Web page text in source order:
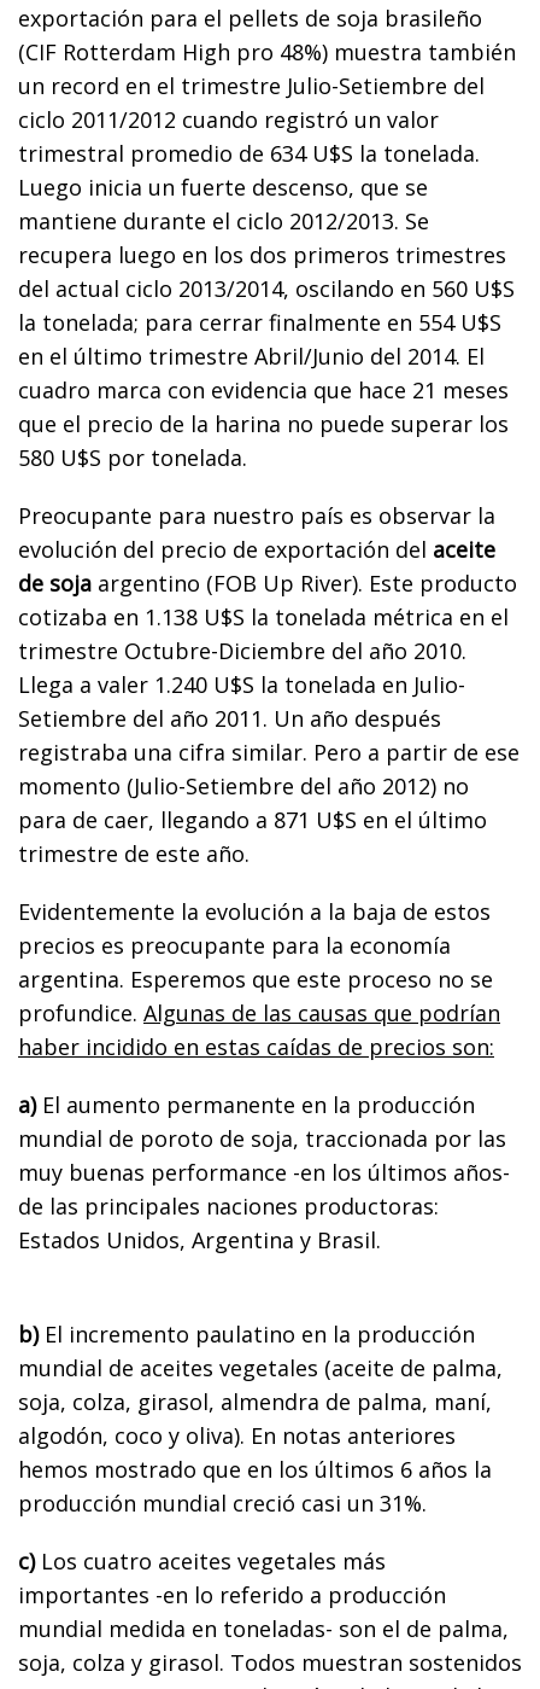
exportación para el pellets de soja brasileño
(CIF Rotterdam High pro 48%) muestra también
un record en el trimestre Julio-Setiembre del
ciclo 2011/2012 cuando registró un valor
trimestral promedio de 634 U$S la tonelada.
Luego inicia un fuerte descenso, que se
mantiene durante el ciclo 2012/2013. Se
recupera luego en los dos primeros trimestres
del actual ciclo 2013/2014, oscilando en 560 U$S
la tonelada; para cerrar finalmente en 554 U$S
en el último trimestre Abril/Junio del 2014. El
cuadro marca con evidencia que hace 21 meses
que el precio de la harina no puede superar los
580 U$S por tonelada.
Preocupante para nuestro país es observar la
evolución del precio de exportación del aceite
de soja argentino (FOB Up River). Este producto
cotizaba en 1.138 U$S la tonelada métrica en el
trimestre Octubre-Diciembre del año 2010.
Llega a valer 1.240 U$S la tonelada en Julio-
Setiembre del año 2011. Un año después
registraba una cifra similar. Pero a partir de ese
momento (Julio-Setiembre del año 2012) no
para de caer, llegando a 871 U$S en el último
trimestre de este año.
Evidentemente la evolución a la baja de estos
precios es preocupante para la economía
argentina. Esperemos que este proceso no se
profundice. Algunas de las causas que podrían
haber incidido en estas caídas de precios son:
a)El aumento permanente en la producción
mundial de poroto de soja, traccionada por las
muy buenas performance -en los últimos años-
de las principales naciones productoras:
Estados Unidos, Argentina y Brasil.
b)El incremento paulatino en la producción
mundial de aceites vegetales (aceite de palma,
soja, colza, girasol, almendra de palma, maní,
algodón, coco y oliva). En notas anteriores
hemos mostrado que en los últimos 6 años la
producción mundial creció casi un 31%.
c)Los cuatro aceites vegetales más
importantes -en lo referido a producción
mundial medida en toneladas- son el de palma,
soja, colza y girasol. Todos muestran sostenidos